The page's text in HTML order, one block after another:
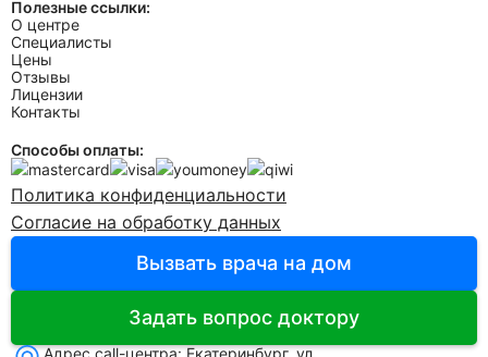
Адрес call-центра:Екатеринбург, ул.
Полезные ссылки:
О центре
Специалисты
Цены
Отзывы
Лицензии
Контакты
Способы оплаты:
Политика конфиденциальности
Согласие на обработку данных
Вызвать врача на дом
Задать вопрос доктору